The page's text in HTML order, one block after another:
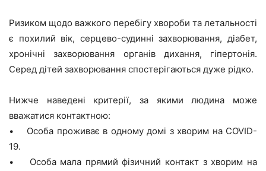
Ризиком щодо важкого перебігу хвороби та летальності
є похилий вік, серцево-судинні захворювання, діабет,
хронічні захворювання органів дихання, гіпертонія.
Серед дітей захворювання спостерігаються дуже рідко.
Нижче наведені критерії, за якими людина може
вважатися контактною:
• Особа проживає в одному домі з хворим на COVID-
19.
• Особа мала прямий фізичний контакт з хворим на